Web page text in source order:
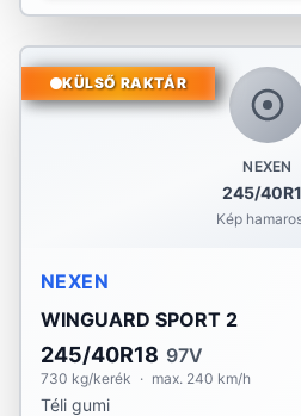
NEXEN
245/
Kép
KÜLSŐ RAKTÁR
NEXEN
WINGUARD SPORT 2
245/40R18 97V
730 kg/kerék · max. 240 km/h
Téli gumi